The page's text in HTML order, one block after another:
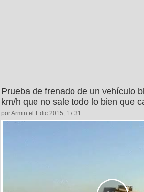
Prueba de frenado de un vehículo
km/h que no sale todo lo bien que
por Armin el 1 dic 2015, 17:31